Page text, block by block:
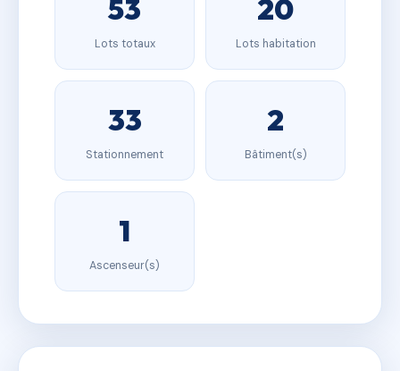
53
Lots totaux
20
Lots habitation
33
Stationnement
2
Bâtiment(s)
1
Ascenseur(s)